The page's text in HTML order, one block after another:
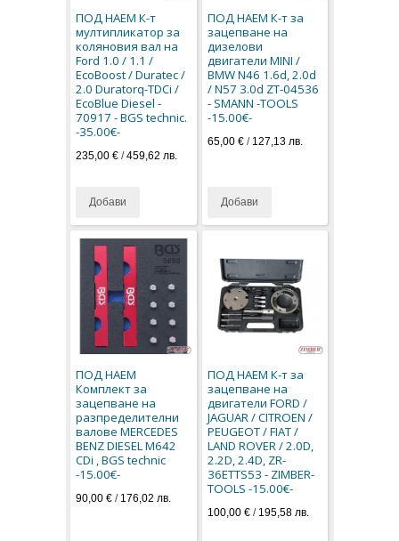
ПОД НАЕМ К-т
мултипликатор за
коляновия вал на
Ford 1.0 / 1.1 /
EcoBoost / Duratec /
2.0 Duratorq-TDCi /
EcoBlue Diesel -
70917 - BGS technic.
-35.00€-
235,00 € /459,62 лв.
Добави
ПОД НАЕМ К-т за
зацепване на
дизелови
двигатели MINI /
BMW N46 1.6d, 2.0d
/ N57 3.0d ZT-04536
- SMANN -TOOLS
-15.00€-
65,00 €/ 127,13 лв.
Добави
ПОД НАЕМ
Комплект за
зацепване на
разпределителни
валове MERCEDES
BENZ DIESEL M642
CDi , BGS technic
-15.00€-
90,00 € / 176,02 лв.
ПОД НАЕМ К-т за
зацепване на
двигатели FORD /
JAGUAR / CITROEN /
PEUGEOT / FIAT /
LAND ROVER / 2.0D,
2.2D, 2.4D, ZR-
36ETTS53 - ZIMBER-
TOOLS -15.00€-
100,00 €/ 195,58 лв.